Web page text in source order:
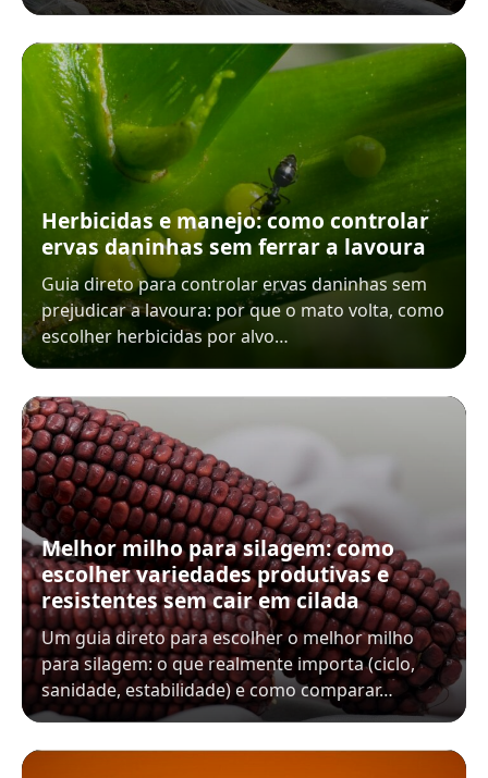
Herbicidas e manejo: como controlar
ervas daninhas sem ferrar a lavoura
Guia direto para controlar ervas daninhas sem
prejudicar a lavoura: por que o mato volta, como
escolher herbicidas por alvo…
Melhor milho para silagem: como
escolher variedades produtivas e
resistentes sem cair em cilada
Um guia direto para escolher o melhor milho
para silagem: o que realmente importa (ciclo,
sanidade, estabilidade) e como comparar…